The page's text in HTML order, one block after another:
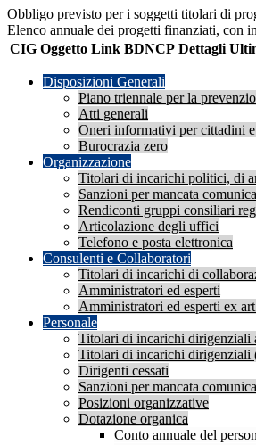
Obbligo previsto per i soggetti titolari di
Elenco annuale dei progetti finanziati, con
CIG Oggetto Link BDNCP Dettagli
Disposizioni Generali
Piano triennale per la
Atti generali
Oneri informativi per cittadini
Burocrazia zero
Organizzazione
Titolari di incarichi politici, di
Sanzioni per mancata
Rendiconti gruppi consiliari
Articolazione degli uffici
Telefono e posta elettronica
Consulenti e Collaboratori
Titolari di incarichi di
Amministratori ed esperti
Amministratori ed esperti ex
Personale
Titolari di incarichi dirigenziali
Titolari di incarichi dirigenziali
Dirigenti cessati
Sanzioni per mancata
Posizioni organizzative
Dotazione organica
Conto annuale del